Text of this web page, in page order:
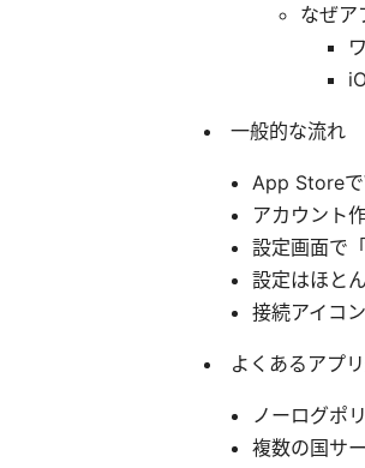
なぜア
一般的な流れ
App Storeで
アカウント
設定画面で
設定はほと
接続アイコ
よくあるアプ
ノーログポ
複数の国サ